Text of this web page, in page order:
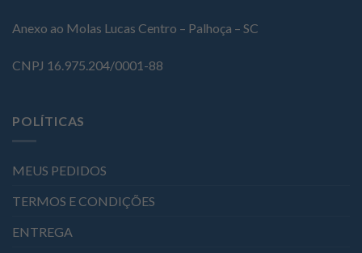
Anexo ao Molas Lucas Centro – Palhoça – SC
CNPJ 16.975.204/0001-88
POLÍTICAS
MEUS PEDIDOS
TERMOS E CONDIÇÕES
ENTREGA